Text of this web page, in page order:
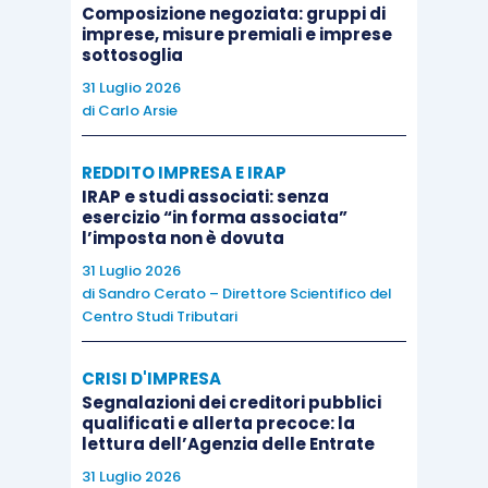
Nel maggio 2026 sono state messe in
consultazione pubblica le
l’atto delegato prima dell’estate 2026,
praticamenteentro i prossimi 60/90 giorni.
Le imprese devono strutturare controlli interni e
assurance-ready basandosi su standard che
vedranno la loro definizione e pubblicazione nel
corso del terzo trimestre 2026
Per contro, per le PMI non quotate ed escluse
dalla CSRD, la Commissione ha promosso la
Composizione negoziata: gruppi di
imprese, misure premiali e imprese
sottosoglia
31 Luglio 2026
di Carlo Arsie
REDDITO IMPRESA E IRAP
IRAP e studi associati: senza
esercizio “in forma associata”
l’imposta non è dovuta
31 Luglio 2026
di Sandro Cerato – Direttore Scientifico del
Centro Studi Tributari
CRISI D'IMPRESA
Segnalazioni dei creditori pubblici
qualificati e allerta precoce: la
lettura dell’Agenzia delle Entrate
31 Luglio 2026